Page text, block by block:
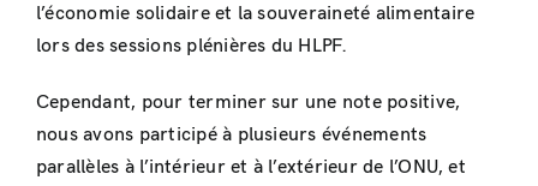
l’économie solidaire et la souveraineté alimentaire
lors des sessions plénières du HLPF.
Cependant, pour terminer sur une note positive,
nous avons participé à plusieurs événements
parallèles à l’intérieur et à l’extérieur de l’ONU, et